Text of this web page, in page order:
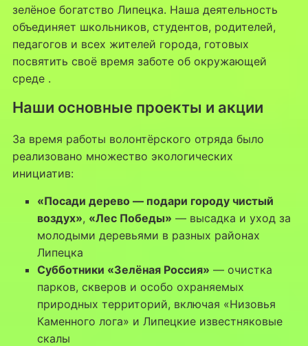
зелёное богатство Липецка. Наша деятельность
объединяет школьников, студентов, родителей,
педагогов и всех жителей города, готовых
посвятить своё время заботе об окружающей
среде .
Наши основные проекты и акции
За время работы волонтёрского отряда было
реализовано множество экологических
инициатив:
«Посади дерево — подари городу чистый
воздух», «Лес Победы» — высадка и уход за
молодыми деревьями в разных районах
Липецка
Субботники «Зелёная Россия» — очистка
парков, скверов и особо охраняемых
природных территорий, включая «Низовья
Каменного лога» и Липецкие известняковые
скалы